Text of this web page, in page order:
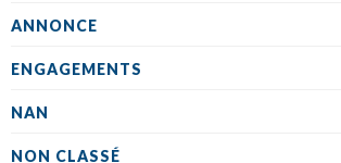
ANNONCE
ENGAGEMENTS
NAN
NON CLASSÉ